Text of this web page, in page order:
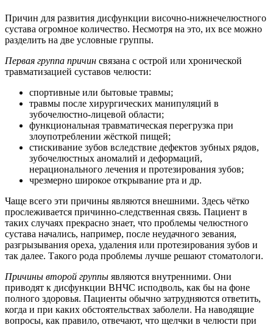
Причин для развития дисфункции височно-нижнечелюстного
сустава огромное количество. Несмотря на это, их все можно
разделить на две условные группы.
Первая группа причин связана с острой или хронической
травматизацией суставов челюсти:
спортивные или бытовые травмы;
травмы после хирургических манипуляций в
зубочелюстно-лицевой области;
функциональная травматическая перегрузка при
злоупотреблении жёсткой пищей;
стискивание зубов вследствие дефектов зубных рядов,
зубочелюстных аномалий и деформаций,
нерационального лечения и протезирования зубов;
чрезмерно широкое открывание рта и др.
Чаще всего эти причины являются внешними. Здесь чётко
прослеживается причинно-следственная связь. Пациент в
таких случаях прекрасно знает, что проблемы челюстного
сустава начались, например, после неудачного зевания,
разгрызывания ореха, удаления или протезирования зубов и
так далее. Такого рода проблемы лучше решают стоматологи.
Причины второй группы являются внутренними. Они
приводят к дисфункции ВНЧС исподволь, как бы на фоне
полного здоровья. Пациенты обычно затрудняются ответить,
когда и при каких обстоятельствах заболели. На наводящие
вопросы, как правило, отвечают, что щелчки в челюсти при